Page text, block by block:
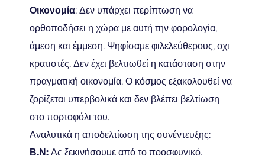
Οικονομία: Δεν υπάρχει περίπτωση να
ορθοποδήσει η χώρα με αυτή την φορολογία,
άμεση και έμμεση. Ψηφίσαμε φιλελεύθερους, οχι
κρατιστές. Δεν έχει βελτιωθεί η κατάσταση στην
πραγματική οικονομία. Ο κόσμος εξακολουθεί να
ζορίζεται υπερβολικά και δεν βλέπει βελτίωση
στο πορτοφόλι του.
Αναλυτικά η αποδελτίωση της συνέντευξης:
Β.Ν: Ας ξεκινήσουμε από το προσφυγικό.